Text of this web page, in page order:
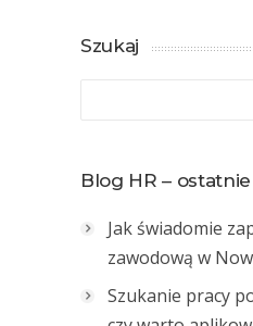
Szukaj
Blog HR –
Jak świadomie
zawodową w
Szukanie pracy